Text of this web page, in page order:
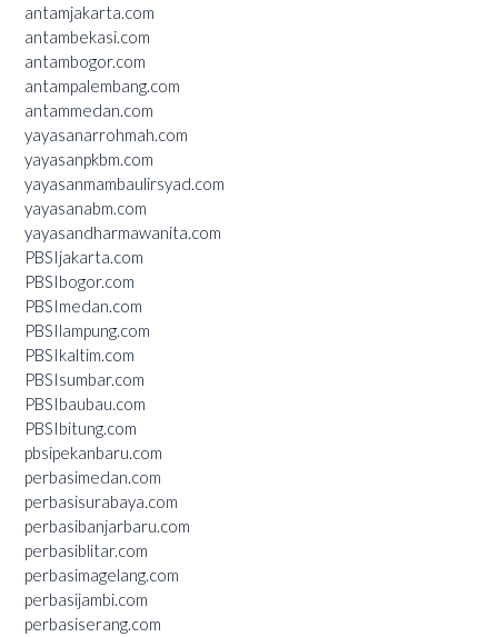
antamjakarta.com
antambekasi.com
antambogor.com
antampalembang.com
antammedan.com
yayasanarrohmah.com
yayasanpkbm.com
yayasanmambaulirsyad.com
yayasanabm.com
yayasandharmawanita.com
PBSIjakarta.com
PBSIbogor.com
PBSImedan.com
PBSIlampung.com
PBSIkaltim.com
PBSIsumbar.com
PBSIbaubau.com
PBSIbitung.com
pbsipekanbaru.com
perbasimedan.com
perbasisurabaya.com
perbasibanjarbaru.com
perbasiblitar.com
perbasimagelang.com
perbasijambi.com
perbasiserang.com